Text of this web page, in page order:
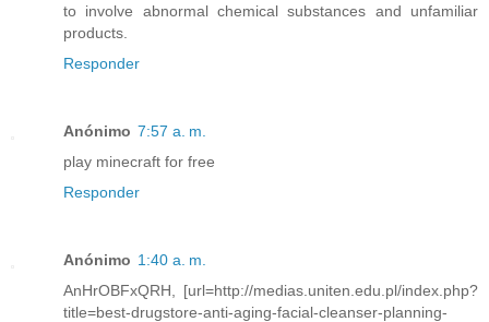
to involve abnormal chemical substances and unfamiliar
products.
Responder
Anónimo 7:57 a. m.
play minecraft for free
Responder
Anónimo 1:40 a. m.
AnHrOBFxQRH, [url=http://medias.uniten.edu.pl/index.php?
title=best-drugstore-anti-aging-facial-cleanser-planning-